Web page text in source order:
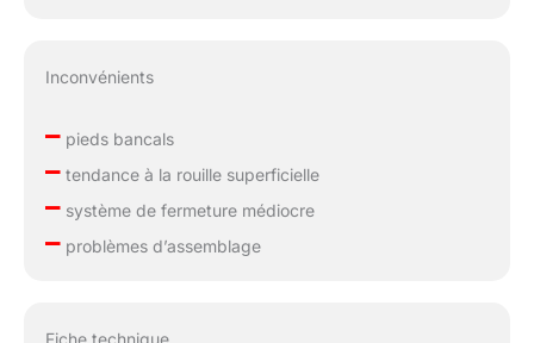
Inconvénients
–pieds bancals
–tendance à la rouille superficielle
–système de fermeture médiocre
–problèmes d’assemblage
Fiche technique